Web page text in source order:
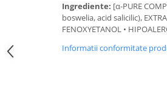
Ingrediente: [α-PURE
boswelia, acid salicilic),
FENOXYETANOL •
Informatii conformitate